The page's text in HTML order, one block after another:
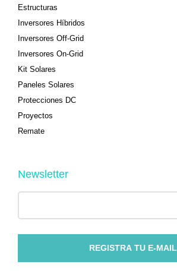
Estructuras
Inversores Híbridos
Inversores Off-Grid
Inversores On-Grid
Kit Solares
Paneles Solares
Protecciones DC
Proyectos
Remate
Newsletter
REGISTRA TU E-MAIL